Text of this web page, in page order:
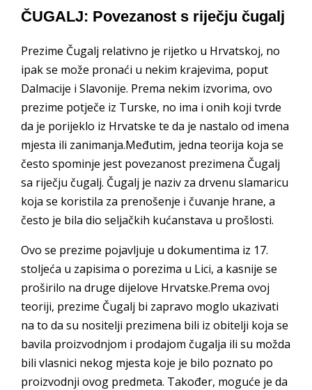
ČUGALJ: Povezanost s riječju čugalj
Prezime Čugalj relativno je rijetko u Hrvatskoj, no
ipak se može pronaći u nekim krajevima, poput
Dalmacije i Slavonije. Prema nekim izvorima, ovo
prezime potječe iz Turske, no ima i onih koji tvrde
da je porijeklo iz Hrvatske te da je nastalo od imena
mjesta ili zanimanja.Međutim, jedna teorija koja se
često spominje jest povezanost prezimena Čugalj
sa riječju čugalj. Čugalj je naziv za drvenu slamaricu
koja se koristila za prenošenje i čuvanje hrane, a
često je bila dio seljačkih kućanstava u prošlosti.
Ovo se prezime pojavljuje u dokumentima iz 17.
stoljeća u zapisima o porezima u Lici, a kasnije se
proširilo na druge dijelove Hrvatske.Prema ovoj
teoriji, prezime Čugalj bi zapravo moglo ukazivati
na to da su nositelji prezimena bili iz obitelji koja se
bavila proizvodnjom i prodajom čugalja ili su možda
bili vlasnici nekog mjesta koje je bilo poznato po
proizvodnji ovog predmeta. Također, moguće je da